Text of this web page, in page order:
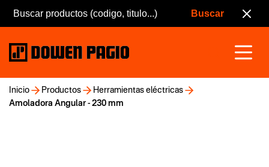
Inicio Productos
Herramientas eléctricas
Amoladora Angular - 230 mm